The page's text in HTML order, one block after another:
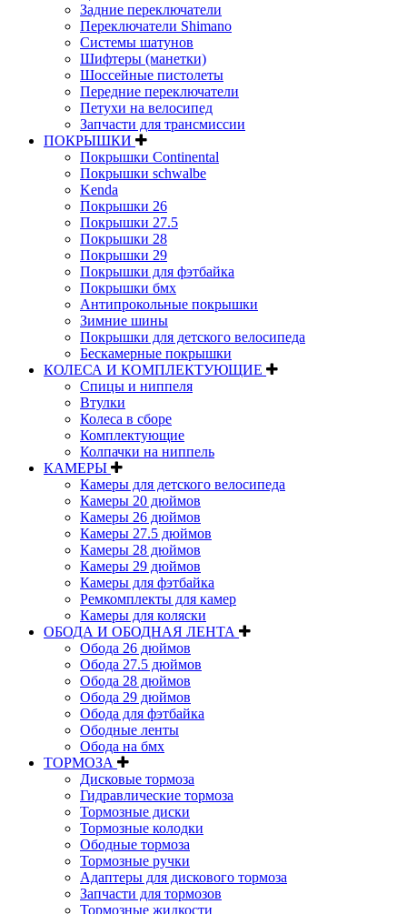
Задние переключатели
Переключатели Shimano
Системы шатунов
Шифтеры (манетки)
Шоссейные пистолеты
Передние переключатели
Петухи на велосипед
Запчасти для трансмиссии
ПОКРЫШКИ
Покрышки Continental
Покрышки schwalbe
Kenda
Покрышки 26
Покрышки 27.5
Покрышки 28
Покрышки 29
Покрышки для фэтбайка
Покрышки бмх
Антипрокольные покрышки
Зимние шины
Покрышки для детского велосипеда
Бескамерные покрышки
КОЛЕСА И КОМПЛЕКТУЮЩИЕ
Спицы и ниппеля
Втулки
Колеса в сборе
Комплектующие
Колпачки на ниппель
КАМЕРЫ
Камеры для детского велосипеда
Камеры 20 дюймов
Камеры 26 дюймов
Камеры 27.5 дюймов
Камеры 28 дюймов
Камеры 29 дюймов
Камеры для фэтбайка
Ремкомплекты для камер
Камеры для коляски
ОБОДА И ОБОДНАЯ ЛЕНТА
Обода 26 дюймов
Обода 27.5 дюймов
Обода 28 дюймов
Обода 29 дюймов
Обода для фэтбайка
Ободные ленты
Обода на бмх
ТОРМОЗА
Дисковые тормоза
Гидравлические тормоза
Тормозные диски
Тормозные колодки
Ободные тормоза
Тормозные ручки
Адаптеры для дискового тормоза
Запчасти для тормозов
Тормозные жидкости